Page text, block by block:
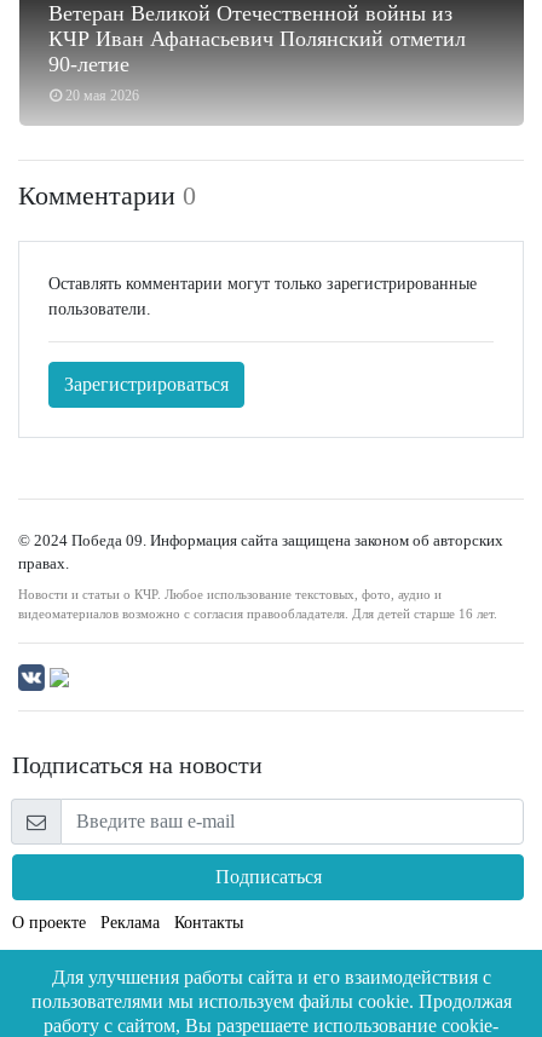
20 мая 2026
Ветеран Великой Отечественной войны из
КЧР Иван Афанасьевич Полянский отметил
90-летие
Комментарии 0
Оставлять комментарии могут только зарегистрированные
пользователи.
Зарегистрироваться
© 2024 Победа 09. Информация сайта защищена законом об авторских
правах.
Новости и статьи о КЧР. Любое использование текстовых, фото, аудио и
видеоматериалов возможно с согласия правообладателя. Для детей старше 16 лет.
Подписаться на новости
Подписаться
О проекте Реклама Контакты
Для улучшения работы сайта и его взаимодействия с
пользователями мы используем файлы cookie. Продолжая
работу с сайтом, Вы разрешаете использование cookie-